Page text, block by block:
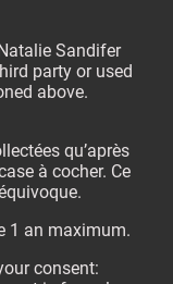
Sandifer
party or used
above.
qu’après
à cocher. Ce
1 an maximum.
consent: